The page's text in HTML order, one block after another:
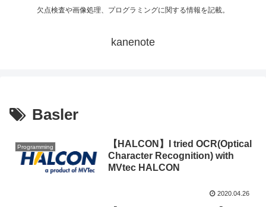
欠点検査や画像処理、プログラミングに関する情報を記載。
kanenote
Basler
Programming
【HALCON】I tried OCR(Optical
Character Recognition) with
MVtec HALCON
2020.04.26